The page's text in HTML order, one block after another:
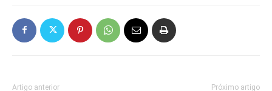
Artigo anterior Próximo artigo